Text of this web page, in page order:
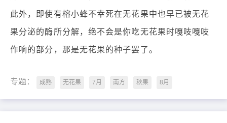
此外，即使有榕小蜂不幸死在无花果中也早已被无花
果分泌的酶所分解，绝不会是你吃无花果时嘎吱嘎吱
作响的部分，那是无花果的种子罢了。
专题： 成熟 无花果 7月 南方 秋果 8月